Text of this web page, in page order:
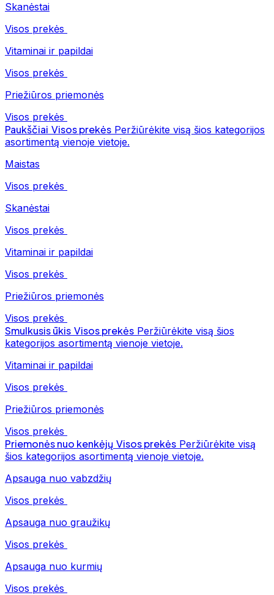
Skanėstai
Visos prekės
Vitaminai ir papildai
Visos prekės
Priežiūros priemonės
Visos prekės
Paukščiai Visos prekės Peržiūrėkite visą šios kategorijos
asortimentą vienoje vietoje.
Maistas
Visos prekės
Skanėstai
Visos prekės
Vitaminai ir papildai
Visos prekės
Priežiūros priemonės
Visos prekės
Smulkusis ūkis Visos prekės Peržiūrėkite visą šios
kategorijos asortimentą vienoje vietoje.
Vitaminai ir papildai
Visos prekės
Priežiūros priemonės
Visos prekės
Priemonės nuo kenkėjų Visos prekės Peržiūrėkite visą
šios kategorijos asortimentą vienoje vietoje.
Apsauga nuo vabzdžių
Visos prekės
Apsauga nuo graužikų
Visos prekės
Apsauga nuo kurmių
Visos prekės